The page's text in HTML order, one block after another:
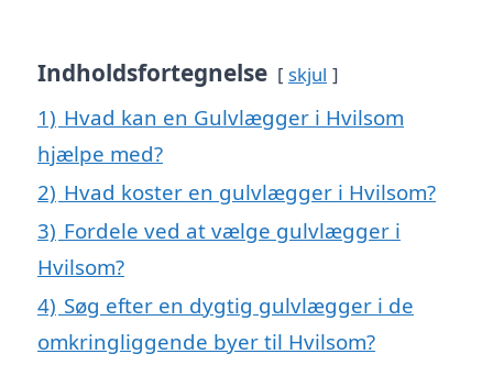
Indholdsfortegnelse skjul
1) Hvad kan en Gulvlægger i Hvilsom
hjælpe med?
2) Hvad koster en gulvlægger i Hvilsom?
3) Fordele ved at vælge gulvlægger i
Hvilsom?
4) Søg efter en dygtig gulvlægger i de
omkringliggende byer til Hvilsom?